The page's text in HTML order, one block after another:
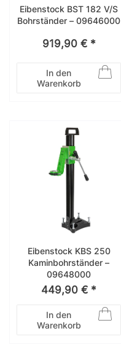
Eibenstock BST 182 V/S
Bohrständer – 09646000
919,90 € *
In den
Warenkorb
Eibenstock KBS 250
Kaminbohrständer –
09648000
449,90 € *
In den
Warenkorb